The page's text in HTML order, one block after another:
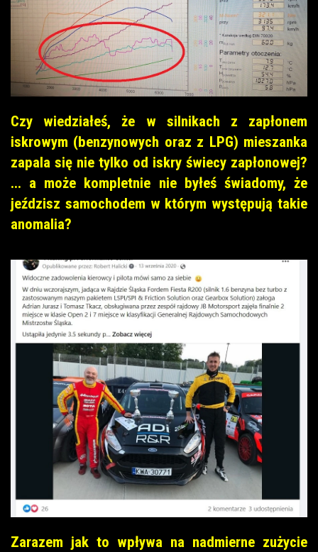
Czy wiedziałeś, że w silnikach z zapłonem
iskrowym (benzynowych oraz z LPG) mieszanka
zapala się nie tylko od iskry świecy zapłonowej?
... a może kompletnie nie byłeś świadomy, że
jeździsz samochodem w którym występują takie
anomalia?
Zarazem jak to wpływa na nadmierne zużycie